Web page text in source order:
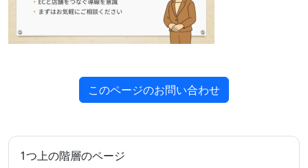
このページのお問い合わせ
1つ上の階層のページ